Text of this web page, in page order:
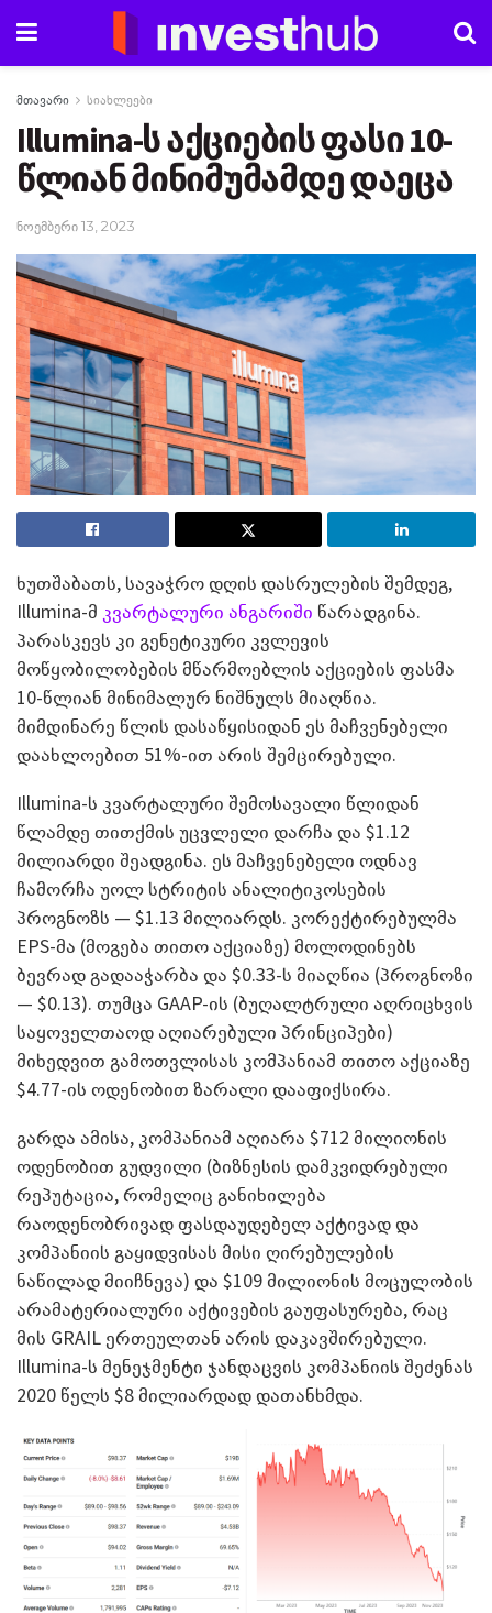
მთავარი სიახლეები
Illumina-ს აქციების ფასი 10-
წლიან მინიმუმამდე დაეცა
ნოემბერი 13, 2023
ხუთშაბათს, სავაჭრო დღის დასრულების შემდეგ,
Illumina-მ კვარტალური ანგარიში წარადგინა.
პარასკევს კი გენეტიკური კვლევის
მოწყობილობების მწარმოებლის აქციების ფასმა
10-წლიან მინიმალურ ნიშნულს მიაღწია.
მიმდინარე წლის დასაწყისიდან ეს მაჩვენებელი
დაახლოებით 51%-ით არის შემცირებული.
Illumina-ს კვარტალური შემოსავალი წლიდან
წლამდე თითქმის უცვლელი დარჩა და $1.12
მილიარდი შეადგინა. ეს მაჩვენებელი ოდნავ
ჩამორჩა უოლ სტრიტის ანალიტიკოსების
პროგნოზს — $1.13 მილიარდს. კორექტირებულმა
EPS-მა (მოგება თითო აქციაზე) მოლოდინებს
ბევრად გადააჭარბა და $0.33-ს მიაღწია (პროგნოზი
— $0.13). თუმცა GAAP-ის (ბუღალტრული აღრიცხვის
საყოველთაოდ აღიარებული პრინციპები)
მიხედვით გამოთვლისას კომპანიამ თითო აქციაზე
$4.77-ის ოდენობით ზარალი დააფიქსირა.
გარდა ამისა, კომპანიამ აღიარა $712 მილიონის
ოდენობით გუდვილი (ბიზნესის დამკვიდრებული
რეპუტაცია, რომელიც განიხილება
რაოდენობრივად ფასდაუდებელ აქტივად და
კომპანიის გაყიდვისას მისი ღირებულების
ნაწილად მიიჩნევა) და $109 მილიონის მოცულობის
არამატერიალური აქტივების გაუფასურება, რაც
მის GRAIL ერთეულთან არის დაკავშირებული.
Illumina-ს მენეჯმენტი ჯანდაცვის კომპანიის შეძენას
2020 წელს $8 მილიარდად დათანხმდა.